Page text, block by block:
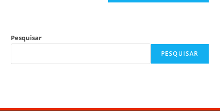
Pesquisar
PESQUISAR